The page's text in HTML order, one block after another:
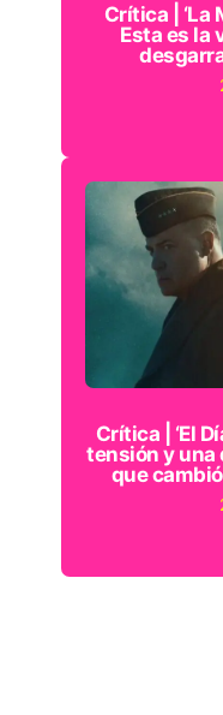
Crítica | ‘La
Esta es la
Crítica | ‘El
tensión y una
que